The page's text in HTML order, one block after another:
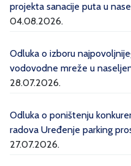
projekta sanacije puta u
04.08.2026.
Odluka o izboru
vodovodne mreže u
28.07.2026.
Odluka o poništenju
radova Uređenje parking
27.07.2026.